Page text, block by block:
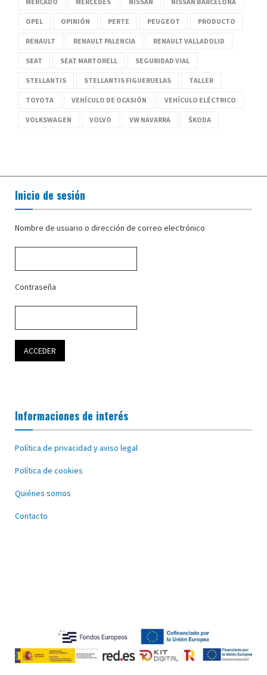
OPEL OPINIÓN PERTE PEUGEOT PRODUCTO
RENAULT RENAULT PALENCIA RENAULT VALLADOLID
SEAT SEAT MARTORELL SEGURIDAD VIAL
STELLANTIS STELLANTIS FIGUERUELAS TALLER
TOYOTA VEHÍCULO DE OCASIÓN VEHÍCULO ELÉCTRICO
VOLKSWAGEN VOLVO VW NAVARRA ŠKODA
Inicio de sesión
Nombre de usuario o dirección de correo electrónico
Contraseña
Informaciones de interés
Política de privacidad y aviso legal
Política de cookies
Quiénes somos
Contacto